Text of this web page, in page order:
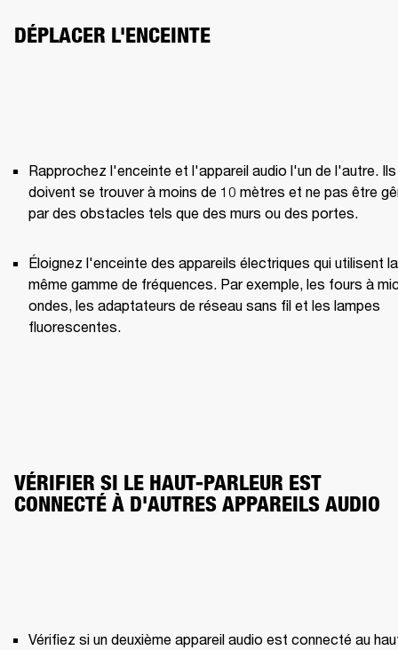
DÉPLACER L'ENCEINTE
Rapprochez l'enceinte et l'appareil audio l'un de l'autre. Ils
doivent se trouver à moins de 10 mètres et ne pas être
par des obstacles tels que des murs ou des portes.
Éloignez l'enceinte des appareils électriques qui utilisent la
même gamme de fréquences. Par exemple, les fours à
ondes, les adaptateurs de réseau sans fil et les lampes
fluorescentes.
VÉRIFIER SI LE HAUT-PARLEUR EST
CONNECTÉ À D'AUTRES APPAREILS AUDIO
Vérifiez si un deuxième appareil audio est connecté au